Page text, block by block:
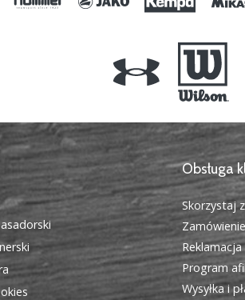
Obsługa
Skorzystaj
Program
Wysyłka i